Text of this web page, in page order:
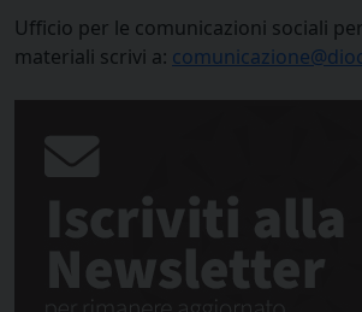
Ufficio per le comunicazioni sociali
materiali scrivi a: